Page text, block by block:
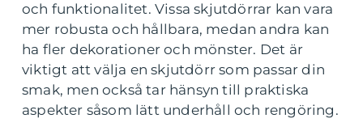
och funktionalitet. Vissa skjutdörrar kan vara
mer robusta och hållbara, medan andra kan
ha fler dekorationer och mönster. Det är
viktigt att välja en skjutdörr som passar din
smak, men också tar hänsyn till praktiska
aspekter såsom lätt underhåll och rengöring.